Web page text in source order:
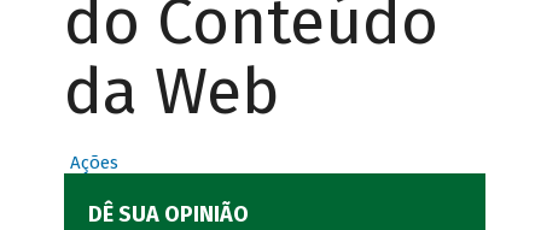
do Conteúdo
da Web
Ações
DÊ SUA OPINIÃO